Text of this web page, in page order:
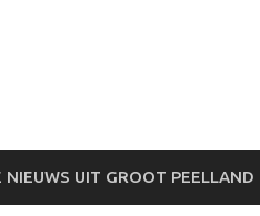
NIEUWS UIT GROOT PEELLAND